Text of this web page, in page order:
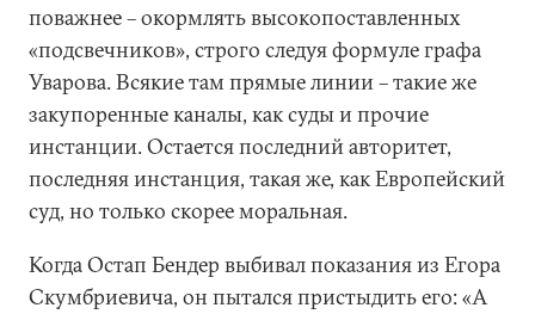
поважнее – окормлять высокопоставленных
«подсвечников», строго следуя формуле графа
Уварова. Всякие там прямые линии – такие же
закупоренные каналы, как суды и прочие
инстанции. Остается последний авторитет,
последняя инстанция, такая же, как Европейский
суд, но только скорее моральная.
Когда Остап Бендер выбивал показания из Егора
Скумбриевича, он пытался пристыдить его: «А